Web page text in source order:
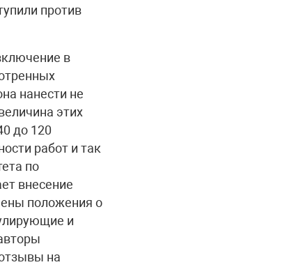
против
в
нанести не
этих
до 120
работ и так
по
внесение
положения о
и
на